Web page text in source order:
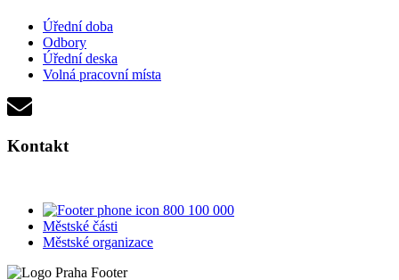
Úřední doba
Odbory
Úřední deska
Volná pracovní místa
Kontakt
800 100 000
Městské části
Městské organizace